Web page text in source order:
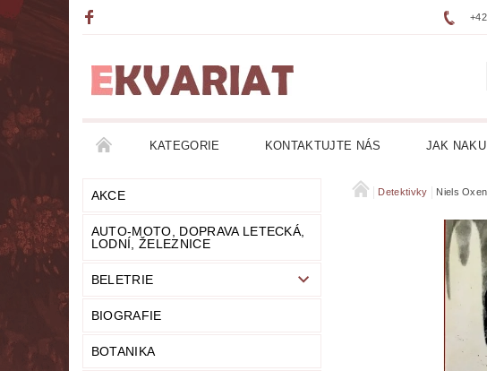
KATEGORIE KONTAKTUJTE NÁS JAK
AKCE AUTO-MOTO, DOPRAVA LETECKÁ, LODNÍ,
DETEKTIVKY DIVADLO
FANTASY GRAMOFONOVÉ DESKY LP
KUCHAŘKY
AKCE
AUTO-MOTO, DOPRAVA LETECKÁ,
LODNÍ, ŽELEZNICE
BELETRIE
BIOGRAFIE
BOTANIKA
Detektivky Niels